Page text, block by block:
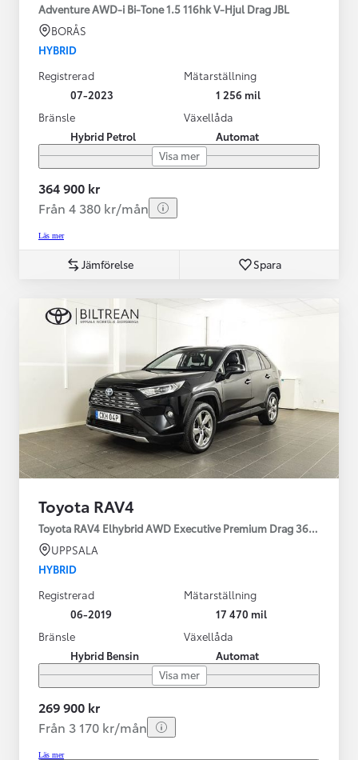
Adventure AWD-i Bi-Tone 1.5 116hk V-Hjul Drag JBL
BORÅS
HYBRID
Registrerad
07-2023
Mätarställning
1 256 mil
Bränsle
Hybrid Petrol
Växellåda
Automat
Visa mer
364 900 kr
Från 4 380 kr/mån
Läs mer
Jämförelse Spara
Toyota RAV4
Toyota RAV4 Elhybrid AWD Executive Premium Drag 360-kamera
UPPSALA
HYBRID
Registrerad
06-2019
Mätarställning
17 470 mil
Bränsle
Hybrid Bensin
Växellåda
Automat
Visa mer
269 900 kr
Från 3 170 kr/mån
Läs mer